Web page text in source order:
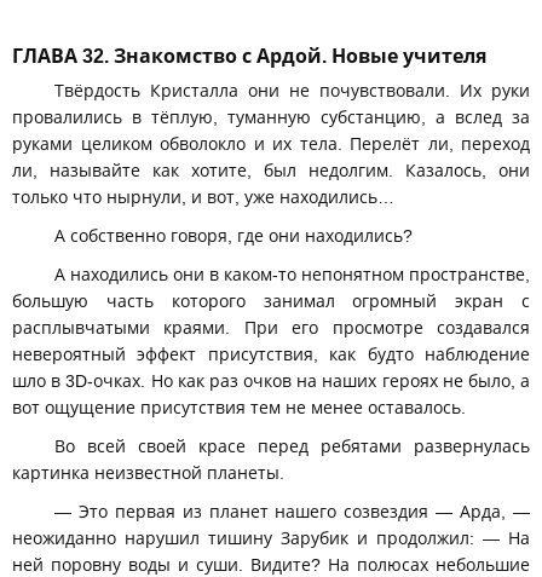
ГЛАВА 32. Знакомство с Ардой. Новые учителя
Твёрдость Кристалла они не почувствовали. Их руки
провалились в тёплую, туманную субстанцию, а вслед за
руками целиком обволокло и их тела. Перелёт ли, переход
ли, называйте как хотите, был недолгим. Казалось, они
только что нырнули, и вот, уже находились…
А собственно говоря, где они находились?
А находились они в каком-то непонятном пространстве,
большую часть которого занимал огромный экран с
расплывчатыми краями. При его просмотре создавался
невероятный эффект присутствия, как будто наблюдение
шло в 3D-очках. Но как раз очков на наших героях не было, а
вот ощущение присутствия тем не менее оставалось.
Во всей своей красе перед ребятами развернулась
картинка неизвестной планеты.
— Это первая из планет нашего созвездия — Арда, —
неожиданно нарушил тишину Зарубик и продолжил: — На
ней поровну воды и суши. Видите? На полюсах небольшие